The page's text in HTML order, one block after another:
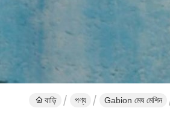
বাড়ি পণ্য Gabion মেষ মেশিন